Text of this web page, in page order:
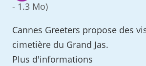
- 1.3 Mo)
Cannes Greeters propose des
cimetière du Grand Jas.
Plus d'informations